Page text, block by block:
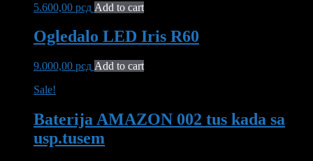
5.600,00 рсд Add to cart
Ogledalo LED Iris R60
9.000,00 рсд Add to cart
Sale!
Baterija AMAZON 002 tus kada sa
usp.tusem